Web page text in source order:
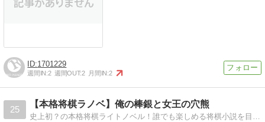
1701229
週間IN:2 週間OUT:2 月間IN:2
25
【本格将棋ラノベ】俺の棒銀と女王の穴熊
史上初？の本格将棋ライトノベル！誰でも楽しめる将棋小説を目指して連載を頑張ります。